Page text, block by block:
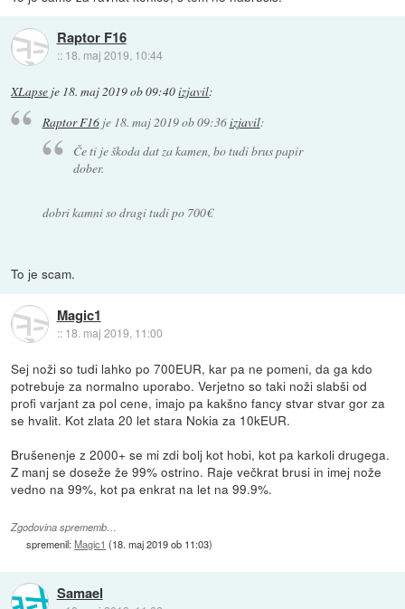
Raptor F16
:: 18. maj 2019, 10:44
XLapse je 18. maj 2019 ob 09:40izjavil:
Raptor F16je 18. maj 2019 ob 09:36izjavil:
Če ti je škoda dat za kamen, bo tudi brus papir
dober.
dobri kamni so dragi tudi po 700€
To je scam.
Magic1
:: 18. maj 2019, 11:00
Sej noži so tudi lahko po 700EUR, kar pa ne pomeni, da ga kdo
potrebuje za normalno uporabo. Verjetno so taki noži slabši od
profi varjant za pol cene, imajo pa kakšno fancy stvar stvar gor za
se hvalit. Kot zlata 20 let stara Nokia za 10kEUR.
Brušenenje z 2000+ se mi zdi bolj kot hobi, kot pa karkoli drugega.
Z manj se doseže že 99% ostrino. Raje večkrat brusi in imej nože
vedno na 99%, kot pa enkrat na let na 99.9%.
Zgodovina sprememb…
spremenil:Magic1 (18. maj 2019 ob 11:03)
Samael